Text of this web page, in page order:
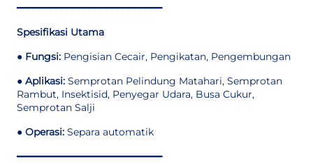
━━━━━━━━━━━━━━━━━━━━━━━━━━
Spesifikasi Utama
● Fungsi: Pengisian Cecair, Pengikatan, Pengembungan
● Aplikasi: Semprotan Pelindung Matahari, Semprotan
Rambut, Insektisid, Penyegar Udara, Busa Cukur,
Semprotan Salji
● Operasi: Separa automatik
━━━━━━━━━━━━━━━━━━━━━━━━━━